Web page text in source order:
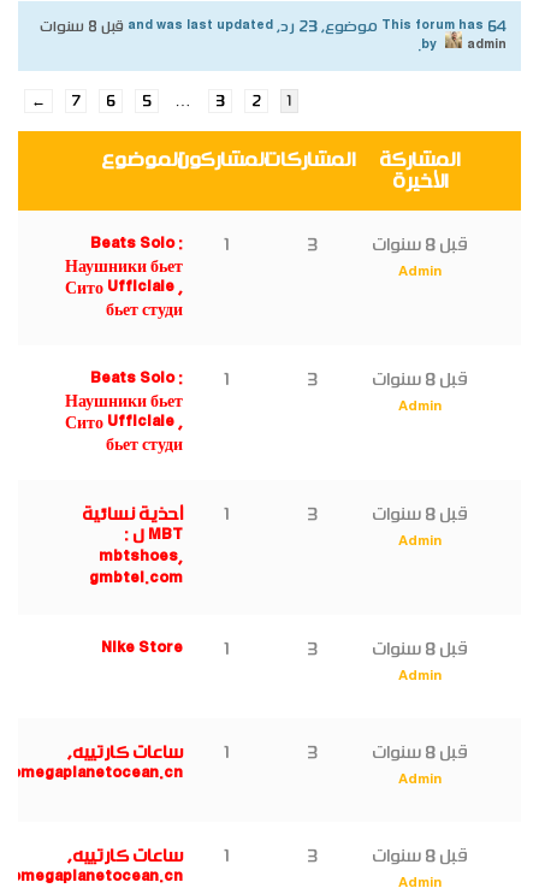
This forum has 64 موضوع, 23 رد, and was last updated
قبل 8 سنوات
by
admin
1
2
3
…
5
6
7
←
الموضوعالمشاركونالمشاركات
المشاركة
الأخيرة
Beats Solo :
Наушники бьет
Сито Ufficiale ,
бьет студи
1 3 قبل 8 سنوات
Admin
Beats Solo :
Наушники бьет
Сито Ufficiale ,
бьет студи
1 3 قبل 8 سنوات
Admin
أحذية نسائية
MBT ل :
mbtshoes,
gmbtel.com
1 3 قبل 8 سنوات
Admin
Nike Store 1 3 قبل 8 سنوات
Admin
ساعات كارتييه,
omegaplanetocean.cn
1 3 قبل 8 سنوات
Admin
ساعات كارتييه,
omegaplanetocean.cn
1 3 قبل 8 سنوات
Admin